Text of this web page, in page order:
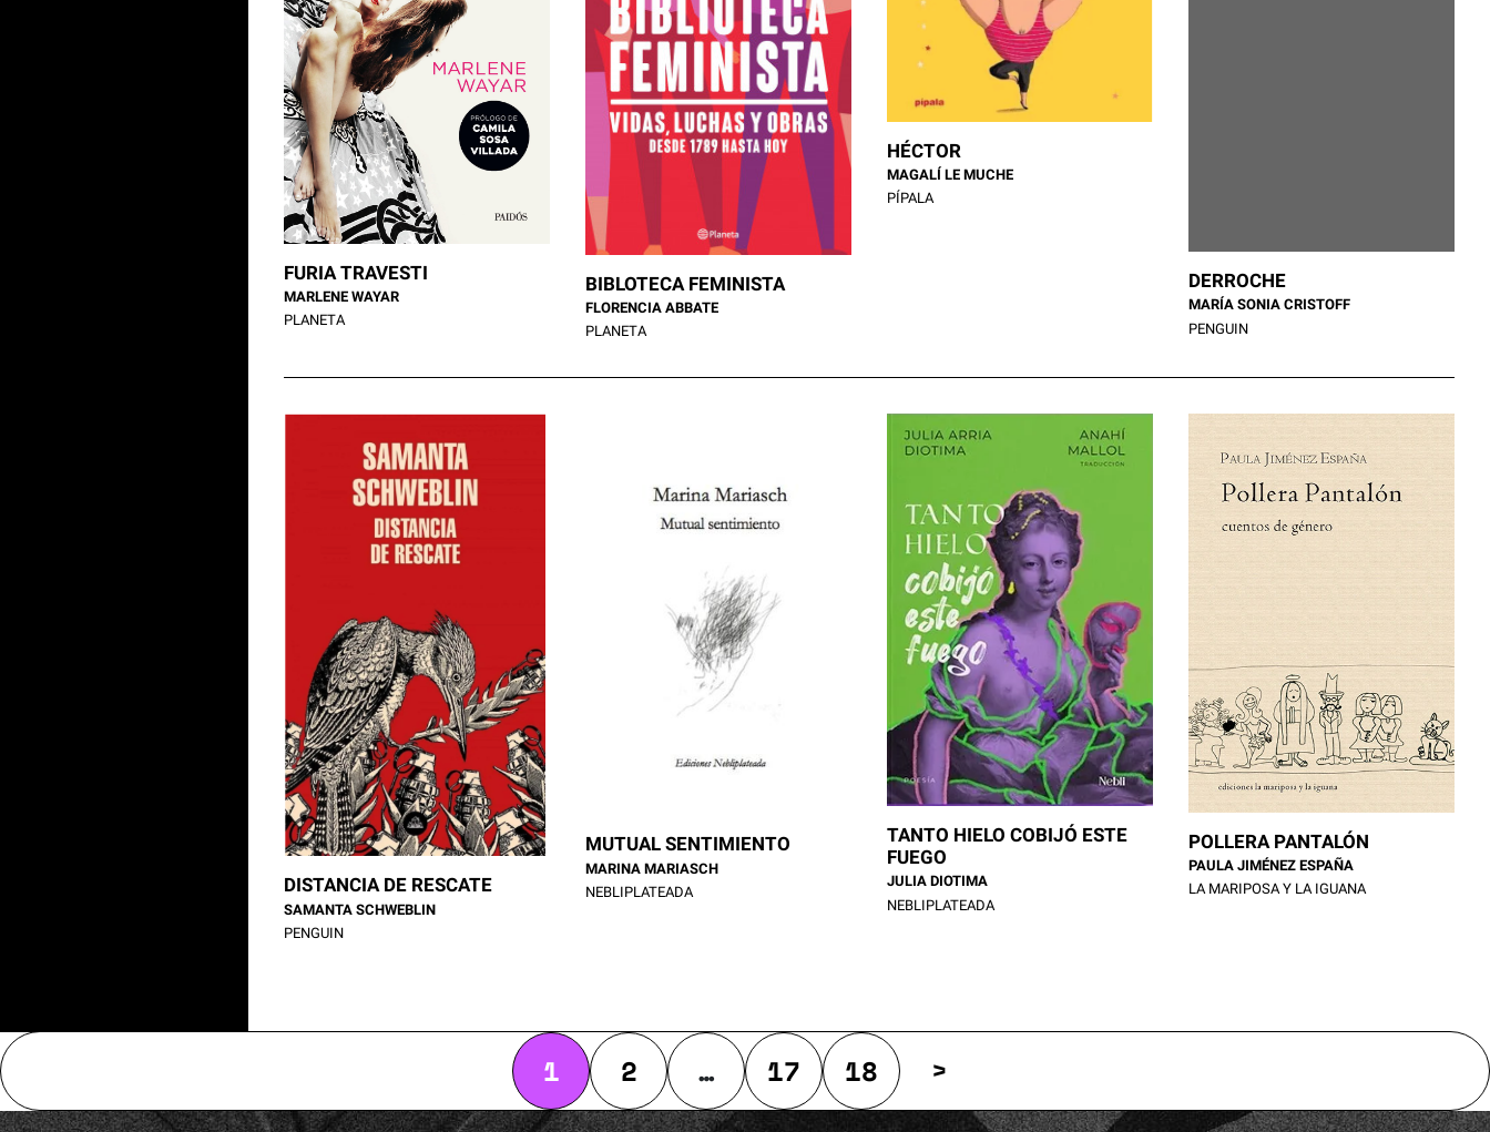
FURIA TRAVESTI
MARLENE WAYAR
PLANETA
BIBLOTECA FEMINISTA
FLORENCIA ABBATE
PLANETA
HÉCTOR
MAGALÍ LE MUCHE
PÍPALA
DERROCHE
MARÍA SONIA CRISTOFF
PENGUIN
DISTANCIA DE RESCATE
SAMANTA SCHWEBLIN
PENGUIN
MUTUAL SENTIMIENTO
MARINA MARIASCH
NEBLIPLATEADA
TANTO HIELO COBIJÓ ESTE
FUEGO
JULIA DIOTIMA
NEBLIPLATEADA
POLLERA PANTALÓN
PAULA JIMÉNEZ ESPAÑA
LA MARIPOSA Y LA IGUANA
1 2 … 17 18 >